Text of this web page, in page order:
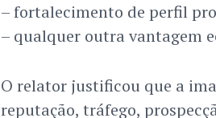
– fortalecimento de perfil
– qualquer outra vantagem
O relator justificou que a
reputação, tráfego,